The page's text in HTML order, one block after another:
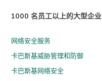
1000 名员工以上的大型企业
网络安全服务
卡巴斯基威胁管理和防御
卡巴斯基网络安全